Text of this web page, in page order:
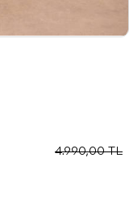
4.990,00TL